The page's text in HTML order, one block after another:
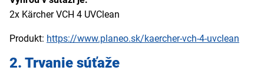
2x Kärcher VCH 4 UVClean
Produkt: https://www.planeo.sk/kaercher-vch-4-uvclean
2. Trvanie súťaže